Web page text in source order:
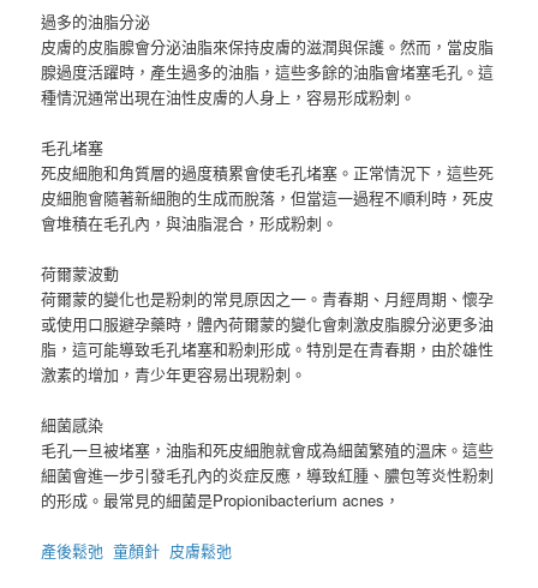
過多的油脂分泌
皮膚的皮脂腺會分泌油脂來保持皮膚的滋潤與保護。然而，當皮脂
腺過度活躍時，產生過多的油脂，這些多餘的油脂會堵塞毛孔。這
種情況通常出現在油性皮膚的人身上，容易形成粉刺。
毛孔堵塞
死皮細胞和角質層的過度積累會使毛孔堵塞。正常情況下，這些死
皮細胞會隨著新細胞的生成而脫落，但當這一過程不順利時，死皮
會堆積在毛孔內，與油脂混合，形成粉刺。
荷爾蒙波動
荷爾蒙的變化也是粉刺的常見原因之一。青春期、月經周期、懷孕
或使用口服避孕藥時，體內荷爾蒙的變化會刺激皮脂腺分泌更多油
脂，這可能導致毛孔堵塞和粉刺形成。特別是在青春期，由於雄性
激素的增加，青少年更容易出現粉刺。
細菌感染
毛孔一旦被堵塞，油脂和死皮細胞就會成為細菌繁殖的溫床。這些
細菌會進一步引發毛孔內的炎症反應，導致紅腫、膿包等炎性粉刺
的形成。最常見的細菌是Propionibacterium acnes，
產後鬆弛 童顏針 皮膚鬆弛